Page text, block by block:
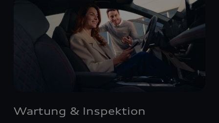
Wartung & Inspektion